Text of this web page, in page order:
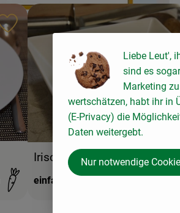
Rezept zu Favouriten hinzufügen
Irisches Colcannon mit
Schwierigkeit:
einfach
Liebe Leut',
sind es
Marketing
wertschätzen, habt ihr in
(E-Privacy) die
Daten weitergebt.
Nur notwendige